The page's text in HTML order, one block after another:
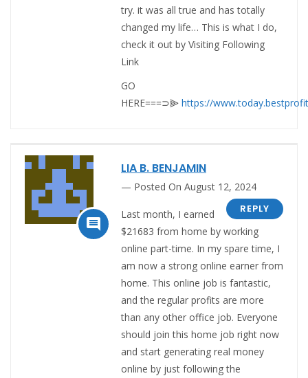
try. it was all true and has totally
changed my life… This is what I do,
check it out by Visiting Following
Link
GO
HERE===⊃⫸ https://

LIA B. BENJAMIN
Posted On August 12, 2024
REPLY
Last month, I earned
$21683 from home by working
online part-time. In my spare time, I
am now a strong online earner from
home. This online job is fantastic,
and the regular profits are more
than any other office job. Everyone
should join this home job right now
and start generating real money
online by just following the